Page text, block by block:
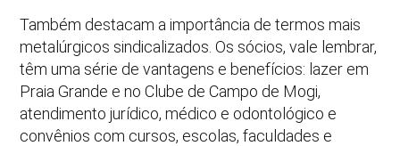
Também destacam a importância de termos mais
metalúrgicos sindicalizados. Os sócios, vale lembrar,
têm uma série de vantagens e benefícios: lazer em
Praia Grande e no Clube de Campo de Mogi,
atendimento jurídico, médico e odontológico e
convênios com cursos, escolas, faculdades e